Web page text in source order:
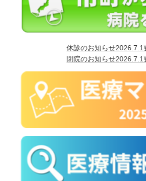
休診のお知らせ2026.7.1
閉院のお知らせ2026.7.1